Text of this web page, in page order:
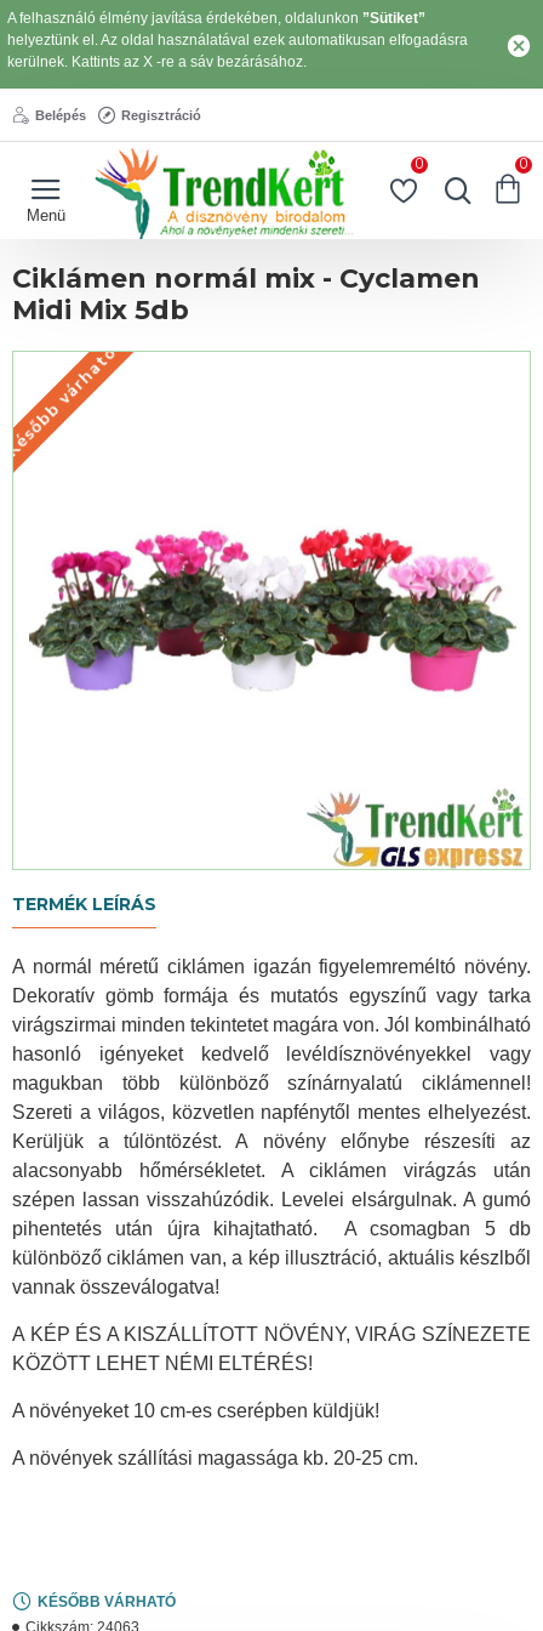
A felhasználó élmény javítása érdekében, oldalunkon ”Sütiket”
helyeztünk el. Az oldal használatával ezek automatikusan elfogadásra
kerülnek. Kattints az X -re a sáv bezárásához.
Belépés Regisztráció
0 0
Ciklámen normál mix - Cyclamen
Midi Mix 5db
KÉSŐBB VÁRHATÓ
Később várható
TERMÉK LEÍRÁS
A normál méretű ciklámen igazán figyelemreméltó növény.
Dekoratív gömb formája és mutatós egyszínű vagy tarka
virágszirmai minden tekintetet magára von. Jól kombinálható
hasonló igényeket kedvelő levéldísznövényekkel vagy
magukban több különböző színárnyalatú ciklámennel!
Szereti a világos, közvetlen napfénytől mentes elhelyezést.
Kerüljük a túlöntözést. A növény előnybe részesíti az
alacsonyabb hőmérsékletet. A ciklámen virágzás után
szépen lassan visszahúzódik. Levelei elsárgulnak. A gumó
pihentetés után újra kihajtatható. A csomagban 5 db
különböző ciklámen van, a kép illusztráció, aktuális készlből
vannak összeválogatva!
A KÉP ÉS A KISZÁLLÍTOTT NÖVÉNY, VIRÁG SZÍNEZETE
KÖZÖTT LEHET NÉMI ELTÉRÉS!
A növényeket 10 cm-es cserépben küldjük!
A növények szállítási magassága kb. 20-25 cm.
KÉSŐBB VÁRHATÓ
Cikkszám: 24063